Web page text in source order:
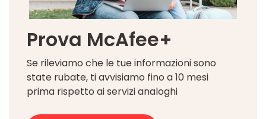
Prova McAfee+
Se rileviamo che le tue informazioni sono
state rubate, ti avvisiamo fino a 10 mesi
prima rispetto ai servizi analoghi